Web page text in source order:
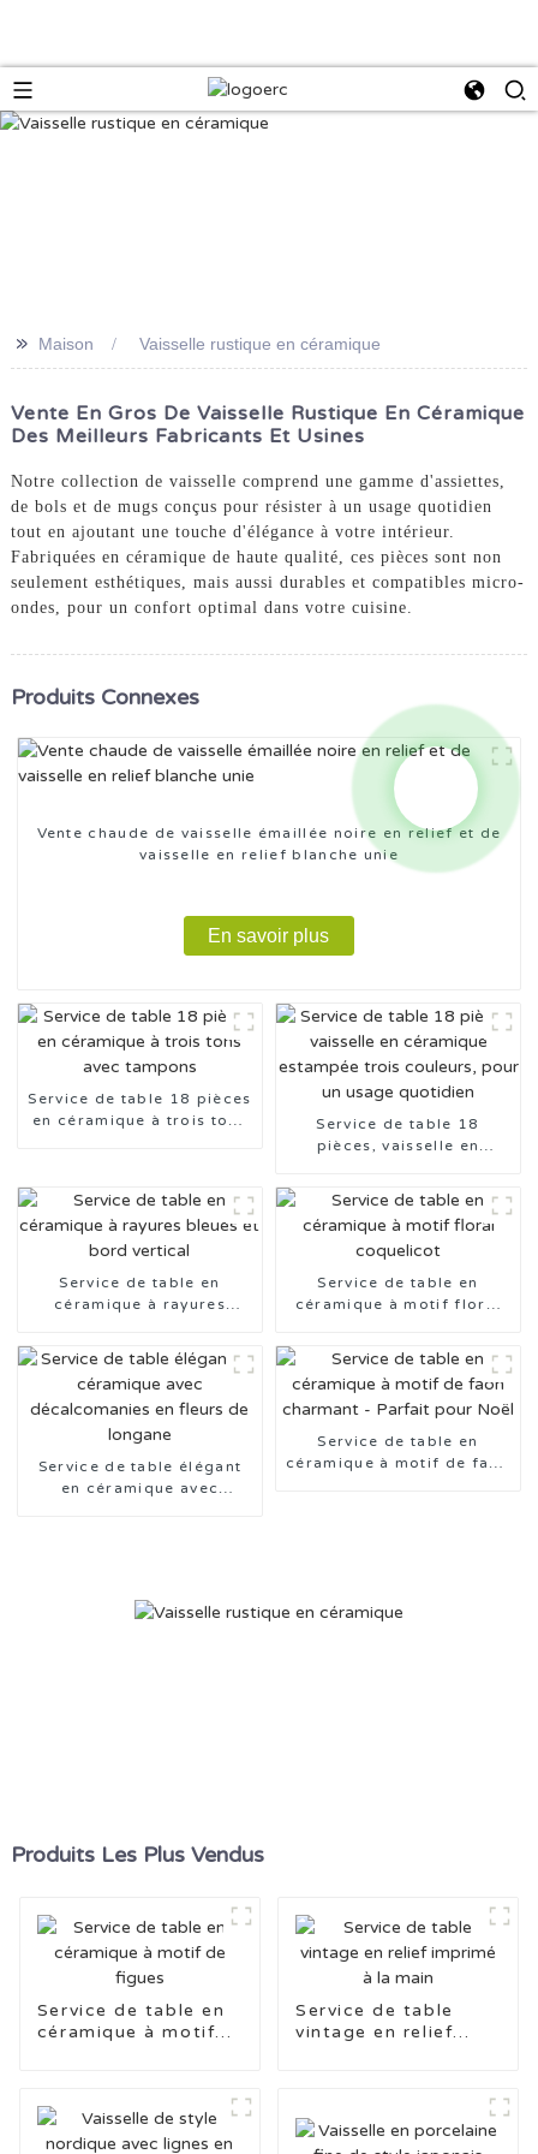
>> Maison Vaisselle rustique en céramique
Vente En Gros De Vaisselle Rustique En Céramique
Des Meilleurs Fabricants Et Usines
Notre collection de vaisselle comprend une gamme d'assiettes,
de bols et de mugs conçus pour résister à un usage quotidien
tout en ajoutant une touche d'élégance à votre intérieur.
Fabriquées en céramique de haute qualité, ces pièces sont non
seulement esthétiques, mais aussi durables et compatibles micro-
ondes, pour un confort optimal dans votre cuisine.
Produits Connexes
Vente chaude de vaisselle émaillée noire en relief et de
vaisselle en relief blanche unie
En savoir plus
Service de table 18 pièces
en céramique à trois tons
Service de table 18
pièces, vaisselle en
quotidien
Service de table en
céramique à rayures
Service de table en
céramique à motif floral
Service de table élégant
en céramique avec
Service de table en
céramique à motif de faon
Produits Les Plus Vendus
Service de table en
céramique à motif
Service de table
vintage en relief